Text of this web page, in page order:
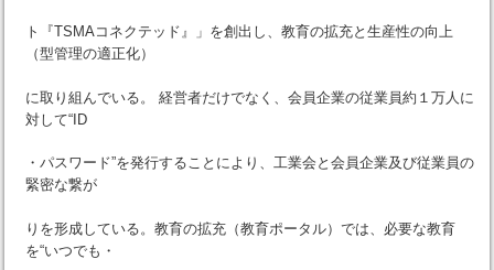
ト『TSMAコネクテッド』」を創出し、教育の拡充と生産性の向上
（型管理の適正化）
に取り組んでいる。 経営者だけでなく、会員企業の従業員約１万人に
対して“ID
・パスワード”を発行することにより、工業会と会員企業及び従業員の
緊密な繋が
りを形成している。教育の拡充（教育ポータル）では、必要な教育
を“いつでも・